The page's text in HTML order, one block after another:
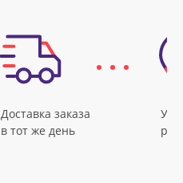
Доставка заказа
в тот же день